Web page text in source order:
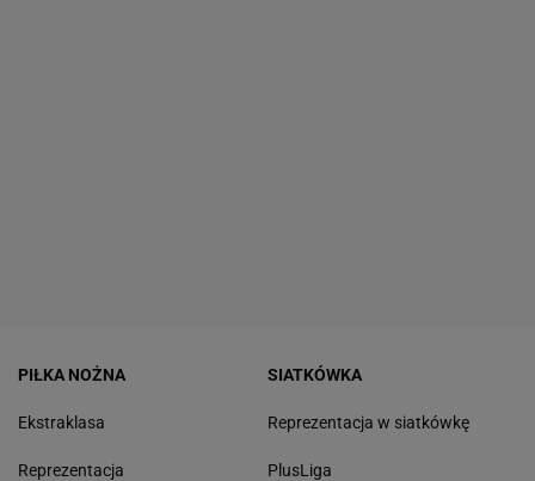
PIŁKA NOŻNA
Ekstraklasa
Reprezentacja
SIATKÓWKA
Reprezentacja w siatkówkę
PlusLiga